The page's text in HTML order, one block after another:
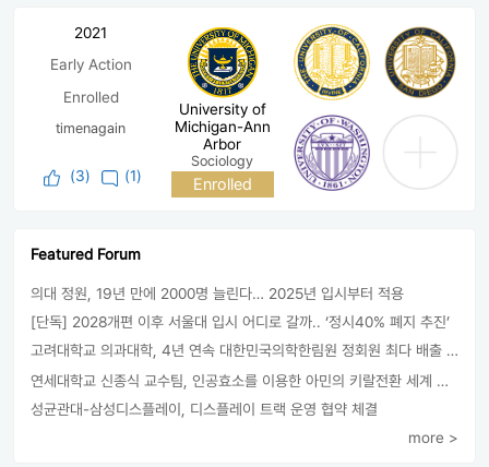
2021
Early Action
Enrolled
timenagain
(3) (1)
University of
Michigan-Ann
Arbor
Sociology
Enrolled
Featured Forum
의대 정원, 19년 만에 2000명 늘린다… 2025년 입시부터 적용
[단독] 2028개편 이후 서울대 입시 어디로 갈까.. ‘정시40% 폐지 추진’
고려대학교 의과대학, 4년 연속 대한민국의학한림원 정회원 최다 배출 外
연세대학교 신종식 교수팀, 인공효소를 이용한 아민의 키랄전환 세계 최초로 성공
성균관대-삼성디스플레이, 디스플레이 트랙 운영 협약 체결
more >